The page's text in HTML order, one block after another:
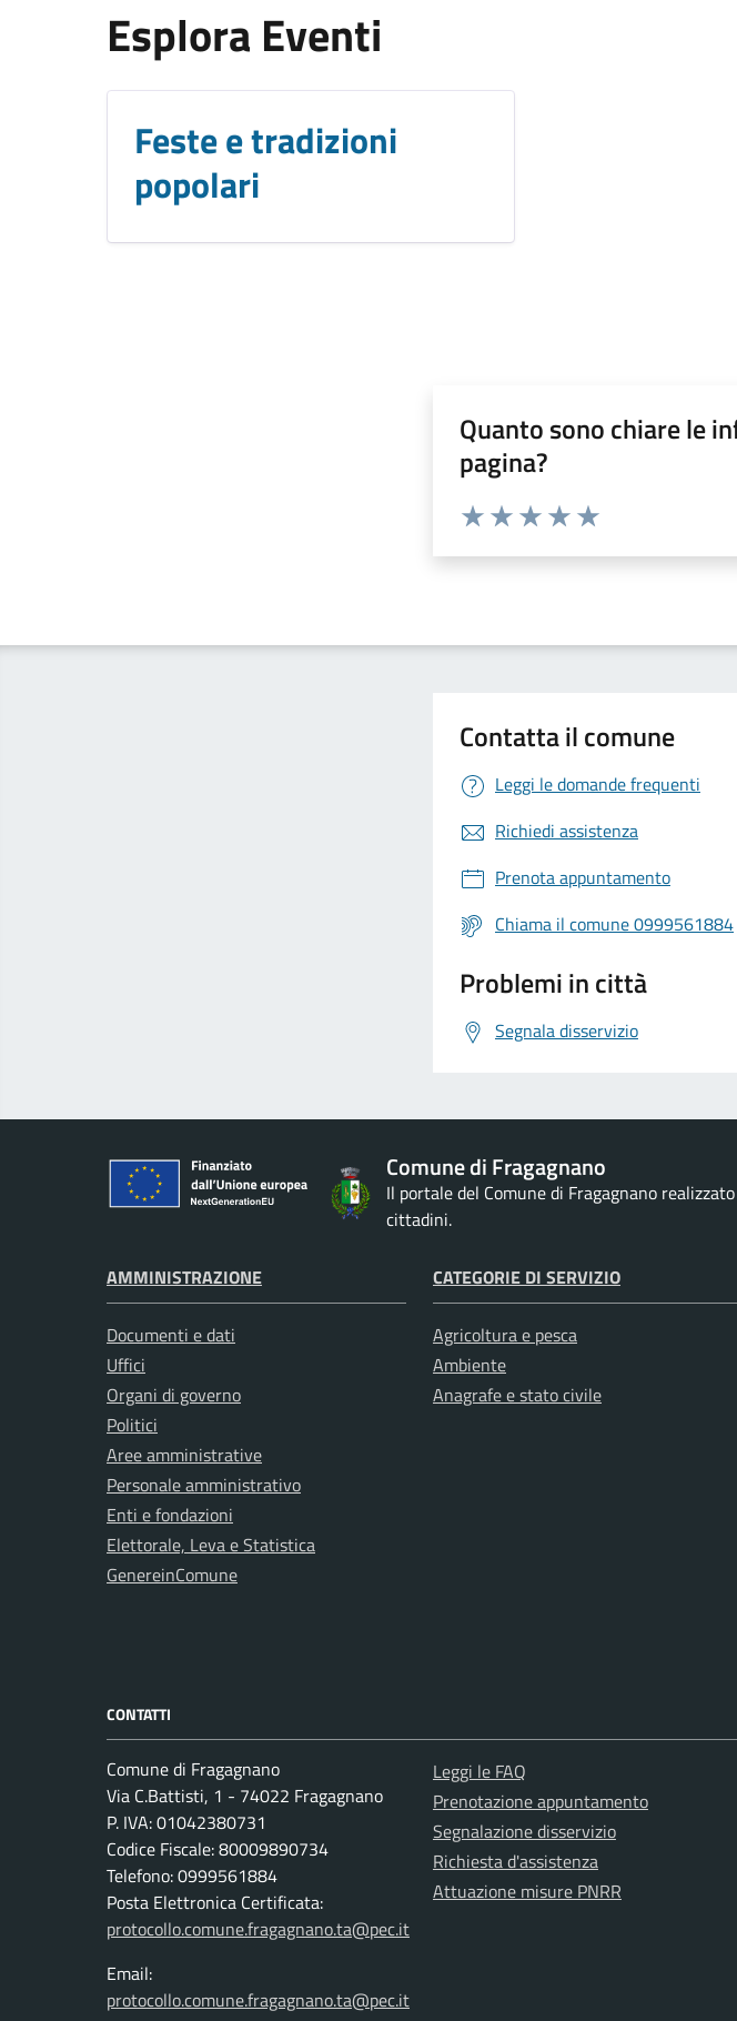
Esplora Eventi
Feste e tradizioni
popolari
Quanto sono chiare le
pagina?
Valuta da 1 a 5 stelle la pagina
Contatta il comune
Leggi le domande frequenti
Richiedi assistenza
Prenota appuntamento
Chiama il comune 0999561884
Problemi in città
Segnala disservizio
Comune di Fragagnano
Il portale del Comune di Fragagnano
cittadini.
AMMINISTRAZIONE
Documenti e dati
Uffici
Organi di governo
Politici
Aree amministrative
Personale amministrativo
Enti e fondazioni
Elettorale, Leva e Statistica
GenereinComune
CATEGORIE DI SERVIZIO
Agricoltura e pesca
Ambiente
Anagrafe e stato civile
CONTATTI
Comune di Fragagnano
Via C.Battisti, 1 - 74022 Fragagnano
P. IVA: 01042380731
Codice Fiscale: 80009890734
Telefono: 0999561884
Posta Elettronica Certificata:
protocollo.comune.fragagnano.ta@pec.it
Email:
protocollo.comune.fragagnano.ta@pec.it
Leggi le FAQ
Prenotazione appuntamento
Segnalazione disservizio
Richiesta d'assistenza
Attuazione misure PNRR